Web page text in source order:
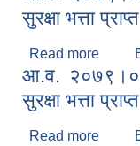
सुरक्षा भत्ता
Read more
सुरक्षा
आ.व.
सुरक्षा भत्ता
Read more